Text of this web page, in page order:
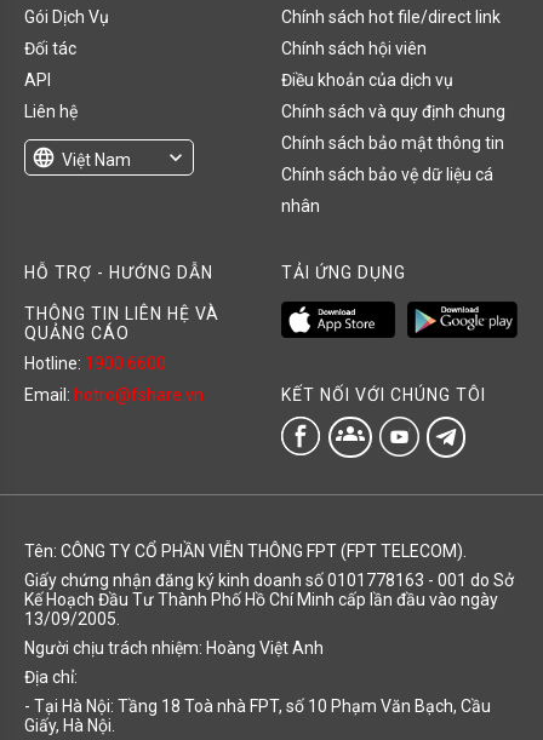
Gói Dịch Vụ
Đối tác
API
Liên hệ
language Việt Nam
expand_more
Chính sách hot file/direct link
Chính sách hội viên
Điều khoản của dịch vụ
Chính sách và quy định chung
Chính sách bảo mật thông tin
Chính sách bảo vệ dữ liệu cá
nhân
HỖ TRỢ - HƯỚNG DẪN
THÔNG TIN LIÊN HỆ VÀ
QUẢNG CÁO
Hotline: 1900 6600
Email: hotro@fshare.vn
TẢI ỨNG DỤNG
KẾT NỐI VỚI CHÚNG TÔI
groups
Tên: CÔNG TY CỔ PHẦN VIỄN THÔNG FPT (FPT TELECOM).
Giấy chứng nhận đăng ký kinh doanh số 0101778163 - 001 do Sở
Kế Hoạch Đầu Tư Thành Phố Hồ Chí Minh cấp lần đầu vào ngày
13/09/2005.
Người chịu trách nhiệm: Hoàng Việt Anh
Địa chỉ:
- Tại Hà Nội: Tầng 18 Toà nhà FPT, số 10 Phạm Văn Bạch, Cầu
Giấy, Hà Nội.